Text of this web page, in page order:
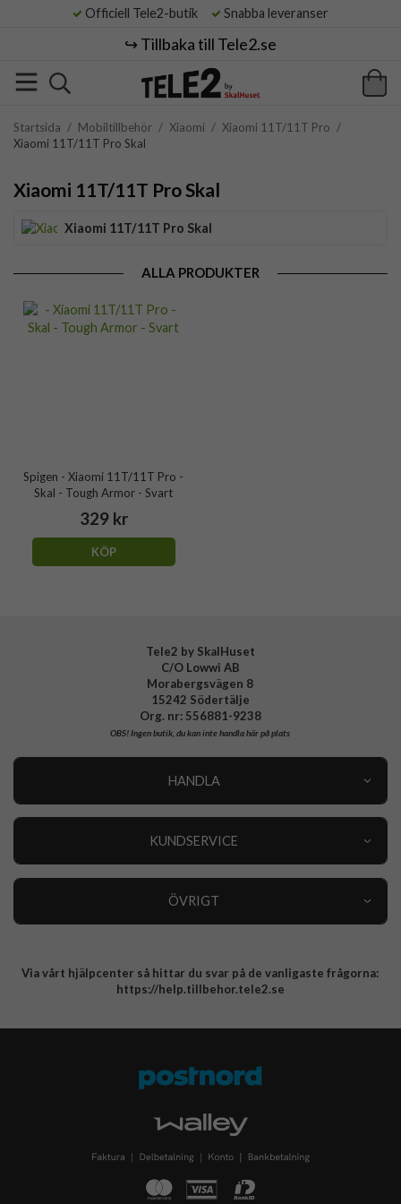
Officiell Tele2-butik Snabba leveranser
↪️ Tillbaka till Tele2.se
Startsida / Mobiltillbehör / Xiaomi / Xiaomi 11T/11T Pro /
Xiaomi 11T/11T Pro Skal
Xiaomi 11T/11T Pro Skal
Xiaomi 11T/11T Pro Skal
ALLA PRODUKTER
Spigen - Xiaomi 11T/11T Pro -
Skal - Tough Armor - Svart
329 kr
KÖP
Tele2 by SkalHuset
C/O Lowwi AB
Morabergsvägen 8
15242 Södertälje
Org. nr: 556881-9238
OBS!Ingen butik, du kan inte handla här på plats
HANDLA
KUNDSERVICE
ÖVRIGT
Integritetspolicy
Via vårt hjälpcenter så hittar du svar på de vanligaste frågorna:
https://help.tillbehor.tele2.se